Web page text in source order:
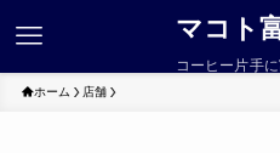
マコト
コーヒー片手
ホーム 店舗